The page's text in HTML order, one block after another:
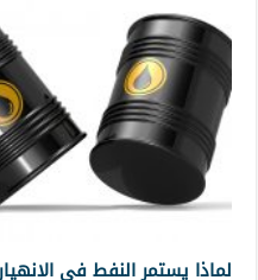
لماذا يستمر النفط في